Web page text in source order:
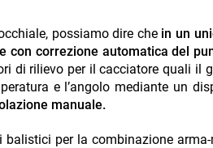
possiamo dire che in un
con correzione automatica del
di rilievo per il cacciatore quali il
e l’angolo mediante un
manuale.
per la combinazione